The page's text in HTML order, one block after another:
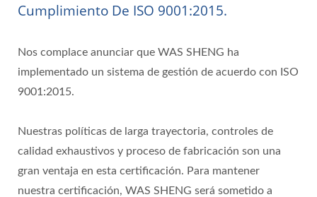
Cumplimiento De ISO 9001:2015.
Nos complace anunciar que WAS SHENG ha
implementado un sistema de gestión de acuerdo con ISO
9001:2015.
Nuestras políticas de larga trayectoria, controles de
calidad exhaustivos y proceso de fabricación son una
gran ventaja en esta certificación. Para mantener
nuestra certificación, WAS SHENG será sometido a